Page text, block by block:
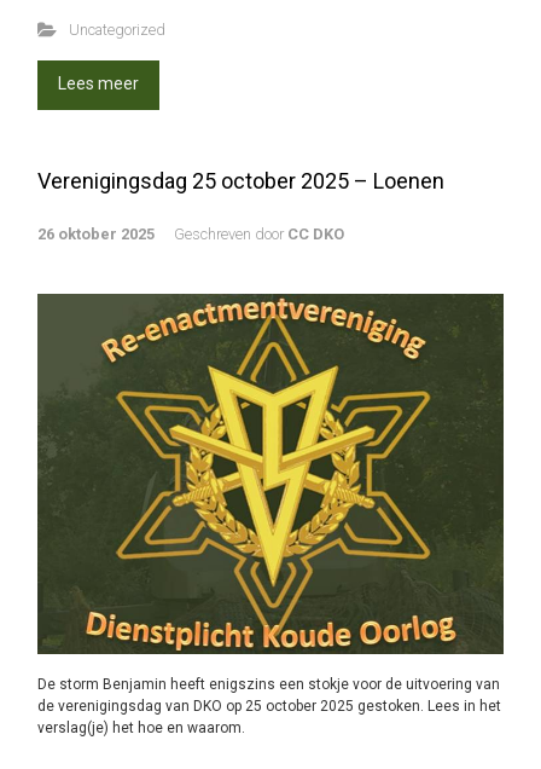
Uncategorized
Lees meer
Verenigingsdag 25 october 2025 – Loenen
26 oktober 2025 Geschreven door CC DKO
De storm Benjamin heeft enigszins een stokje voor de uitvoering van
de verenigingsdag van DKO op 25 october 2025 gestoken. Lees in het
verslag(je) het hoe en waarom.